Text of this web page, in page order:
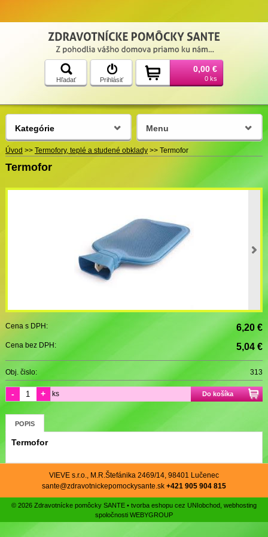
Hľadať Prihlásiť
0,00 €
0 ks
Úvod >> Termofory, teplé a studené obklady >> Termofor
Termofor
Cena s DPH: 6,20 €
Cena bez DPH: 5,04 €
Obj. čislo: 313
Do košíka
- + ks
POPIS
Termofor
Kategórie Menu
VIEVE s.r.o., M.R.Štefánika 2469/14, 98401 Lučenec
sante@zdravotnickepomockysante.sk +421 905 904 815
© 2026 Zdravotnícke pomôcky SANTE • tvorba eshopu cez UNIobchod webhosting
spoločnosti WEBYGROUP